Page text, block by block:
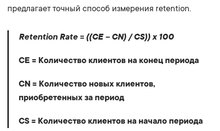
предлагает точный способ измерения retention.
Retention Rate = ((CE – CN) / CS)) x 100
CE = Количество клиентов на конец периода
CN = Количество новых клиентов,
приобретенных за период
CS = Количество клиентов на начало периода